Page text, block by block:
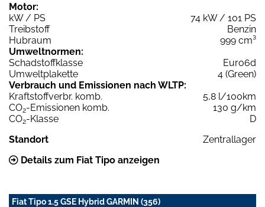
Motor:
kW / PS
74 kW / 101 PS
Treibstoff
Benzin
Hubraum
999 cm³
Umweltnormen:
Schadstoffklasse
Euro6d
Umweltplakette
4 (Green)
Verbrauch und Emissionen nach WLTP:
Kraftstoffverbr. komb.
5,8 l/100km
CO2-Emissionen komb.
130 g/km
CO2-Klasse
D
Standort
Zentrallager
Details zum Fiat Tipo anzeigen
Fiat Tipo 1.5 GSE Hybrid GARMIN (356)